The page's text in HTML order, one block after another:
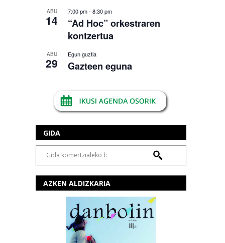
ABU
14
7:00 pm- 8:30 pm
“Ad Hoc” orkestraren
kontzertua
ABU
29
Egun guztia
Gazteen eguna
GIDA
AZKEN ALDIZKARIA